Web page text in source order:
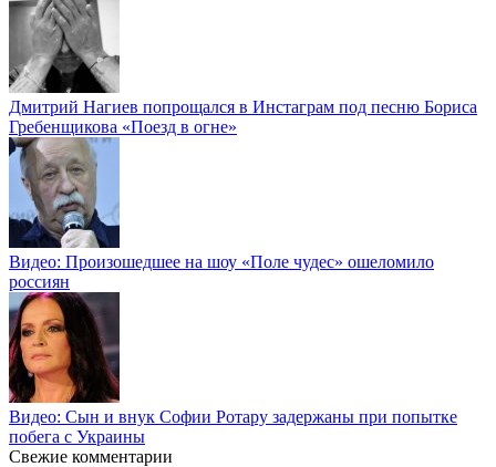
Дмитрий Нагиев попрощался в Инстаграм под песню Бориса
Гребенщикова «Поезд в огне»
Видео: Произошедшее на шоу «Поле чудес» ошеломило
россиян
Видео: Сын и внук Софии Ротару задержаны при попытке
побега с Украины
Свежие комментарии